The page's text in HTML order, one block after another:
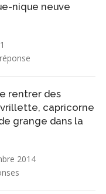
nique neuve
rentrer des
capricorne
grange dans la
2014